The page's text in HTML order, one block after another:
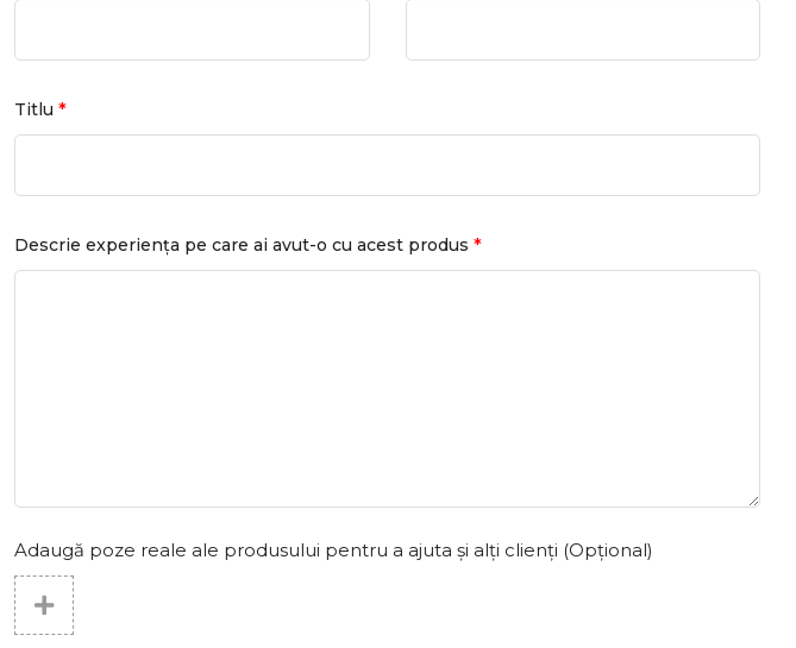
Titlu *
Descrie experiența pe care ai avut-o cu acest produs *
Adaugă poze reale ale produsului pentru a ajuta și alți clienți (Opțional)